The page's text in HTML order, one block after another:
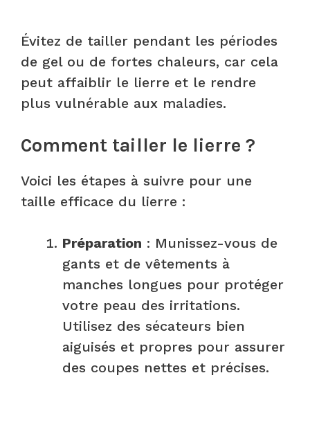
Évitez de tailler pendant les périodes
de gel ou de fortes chaleurs, car cela
peut affaiblir le lierre et le rendre
plus vulnérable aux maladies.
Comment tailler le lierre ?
Voici les étapes à suivre pour une
taille efficace du lierre :
Préparation : Munissez-vous de
gants et de vêtements à
manches longues pour protéger
votre peau des irritations.
Utilisez des sécateurs bien
aiguisés et propres pour assurer
des coupes nettes et précises.